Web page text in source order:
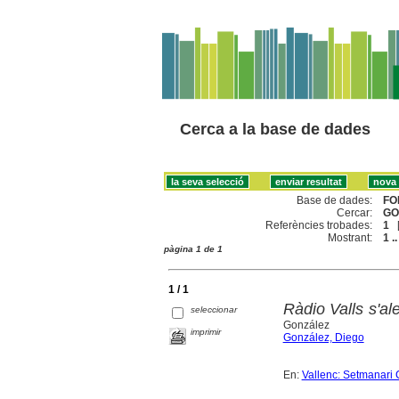
Cerca a la base de dades
Base de dades:
Cercar:
Referències trobades:
1
Mostrant:
1
pàgina 1 de 1
1 / 1
seleccionar
imprimir
Ràdio Valls
González
González, Diego
En: Vallenc: Setmanari